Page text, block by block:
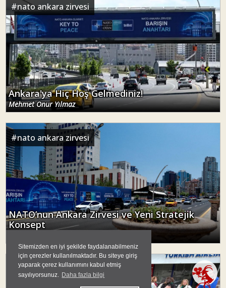
Sitemizden en iyi şekilde faydalanabilmeniz
için çerezler kullanılmaktadır. Bu siteye giriş
yaparak çerez kullanımını kabul etmiş
sayılıyorsunuz. Daha fazla bilgi
#nato ankara zirvesi
Ankara'ya Hiç Hoş Gelmediniz!
Mehmet Onur Yılmaz
#nato ankara zirvesi
NATO’nun Ankara Zirvesi ve Yeni Stratejik
Konsept
ankara